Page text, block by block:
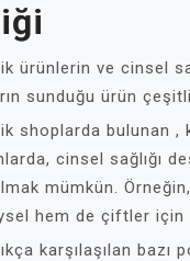
ürünlerin ve cinsel
sunduğu ürün
shoplarda bulunan ,
cinsel sağlığı
mümkün.
hem de çiftler için
karşılaşılan bazı